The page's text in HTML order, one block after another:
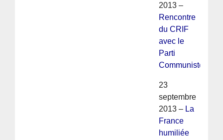
2013 –
Rencontre
du CRIF
avec le
Parti
Communiste
23
septembre
2013 – La
France
humiliée